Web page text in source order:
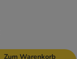
Zum Warenkorb